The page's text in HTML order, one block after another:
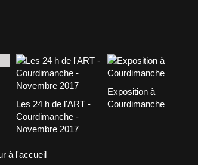
Les 24 h de l'ART -
Courdimanche -
Novembre 2017
Exposition à
Courdimanche
à l'accueil